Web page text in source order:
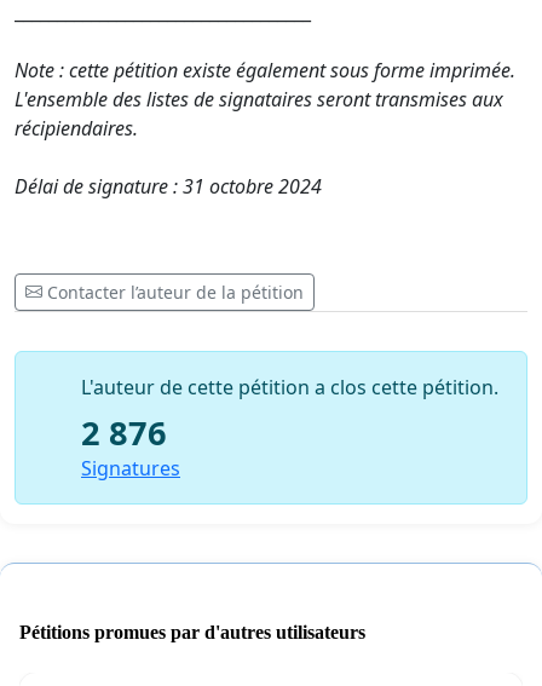
Note : cette pétition existe également sous forme imprimée.
L'ensemble des listes de signataires seront transmises aux
récipiendaires.
Délai de signature : 31 octobre 2024
Contacter l’auteur de la pétition
L'auteur de cette pétition a clos cette pétition.
2 876
Signatures
Pétitions promues par d'autres utilisateurs